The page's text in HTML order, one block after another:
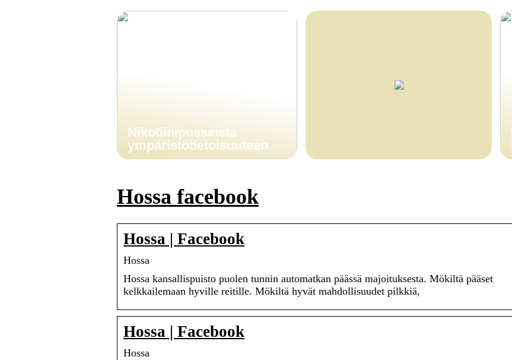
Nikotiinipusseista
ympäristötietoisuuteen
Hossa facebook
Hossa | Facebook
Hossa
Hossa kansallispuisto puolen tunnin automatkan päässä majoituksesta. Mökiltä pääset
kelkkailemaan hyville reitille. Mökiltä hyvät mahdollisuudet pilkkiä,
Hossa | Facebook
Hossa